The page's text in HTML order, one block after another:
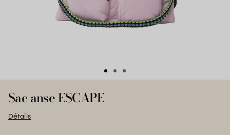
Sac anse ESCAPE
Détails